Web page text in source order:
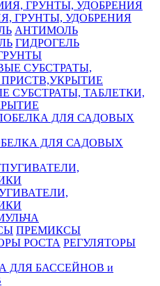
ГРУНТЫ, УДОБРЕНИЯ
АНТИМОЛЬ
ГИДРОГЕЛЬ
СУБСТРАТЫ, ТАБЛЕТКИ,
ДЛЯ САДОВЫХ
ПРЕМИКСЫ
РЕГУЛЯТОРЫ